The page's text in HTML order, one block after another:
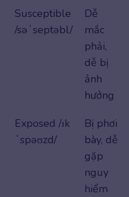
Susceptible
/səˈseptəbl/
Dễ
mắc
phải,
dễ bị
ảnh
hưởng
Exposed /ɪk
ˈspəʊzd/
Bị phơi
bày, dễ
gặp
nguy
hiểm